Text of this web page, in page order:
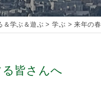
＆学ぶ＆遊ぶ >学ぶ >来年の
皆さんへ